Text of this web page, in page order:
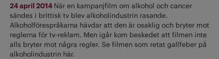
24 april 2014 När en kampanjfilm om alkohol och cancer
sändes i brittisk tv blev alkoholindustrin rasande.
Alkoholförespråkarna hävdar att den är osaklig och bryter mot
reglerna för tv-reklam. Men igår kom beskedet att filmen inte
alls bryter mot några regler. Se filmen som retat gallfeber på
alkoholindustrin här.